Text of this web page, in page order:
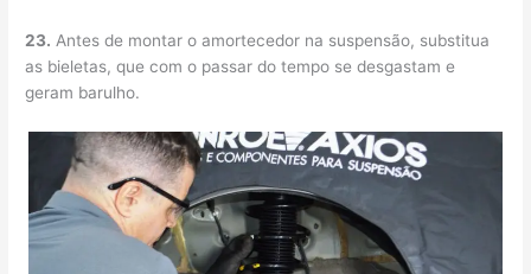
23. Antes de montar o amortece­dor na suspensão, substitua
as bieletas, que com o passar do tempo se desgas­tam e
geram barulho.